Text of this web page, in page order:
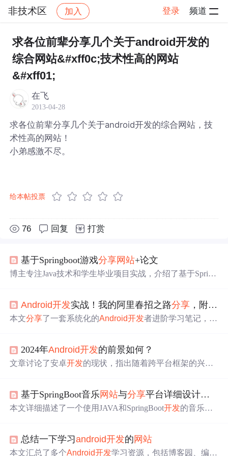
非技术区 加入 登录 频道
社区 非技术区 帖子详情
求各位前辈分享几个关于android开发的
综合网站&#xff0c;技术性高的网站
&#xff01;
在飞
2013-04-28
求各位前辈分享几个关于android开发的综合网站，技
术性高的网站！
小弟感激不尽。
给本帖投票
76 回复 打赏
基于Springboot游戏分享网站+论文
博主专注Java技术和学生毕业项目实战，介绍了基于Spring
试，完成系统开发，还推荐了多个相关毕业项目。
Android开发实战！我的阿里春招之路分享 ，附答案
本文分享了一套系统化的Android开发者进阶学习笔记，包
力快速开发，AIDE移动设备上直接编写和测试应用，Insta
Bug高效Bug管理，以及AndroidStudio作为主要开发工
2024年Android开发的前景如何？
文章讨论了安卓开发的现状，指出随着跨平台框架的兴
司仍主要依赖原生应用。建议新毕业生先就业再深化技
术，强调技术深度和持续学习的重要性。
基于SpringBoot音乐网站与分享平台详细设计和实现
本文详细描述了一个使用JAVA和SpringBoot开发的音乐网
作流程和数据库管理。
总结一下学习android开发的 网站
本文汇总了多个Android开发学习资源，包括博客园、编程